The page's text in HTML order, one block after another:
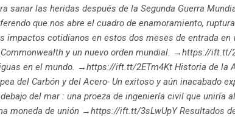
sanar las heridas después de la Segunda Guerra
que nos abre el cuadro de enamoramiento,
impactos cotidianos en estos dos meses de entrada
y un nuevo orden mundial. →https://ift.tt/
en el mundo. →https://ift.tt/2ETm4Kt Historia de
del Carbón y del Acero- Un exitoso y aún inacabado
del mar : una proeza de ingeniería civil que uniría al
moneda de unión →https://ift.tt/3sLwUpY Resultados